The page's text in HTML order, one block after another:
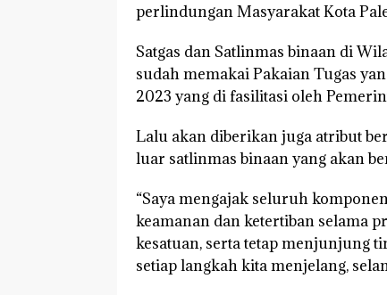
perlindungan Masyarakat Kota
Satgas dan Satlinmas binaan di
sudah memakai Pakaian Tugas
2023 yang di fasilitasi oleh
Lalu akan diberikan juga atribut
luar satlinmas binaan yang akan
“Saya mengajak seluruh
keamanan dan ketertiban selama
kesatuan, serta tetap menjunjung
setiap langkah kita menjelang,